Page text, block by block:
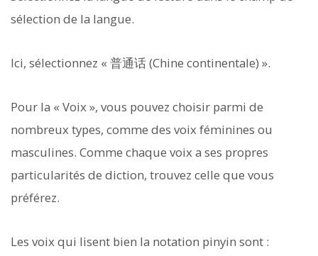
sélection de la langue.
Ici, sélectionnez « 普通话 (Chine continentale) ».
Pour la « Voix », vous pouvez choisir parmi de
nombreux types, comme des voix féminines ou
masculines. Comme chaque voix a ses propres
particularités de diction, trouvez celle que vous
préférez.
Les voix qui lisent bien la notation pinyin sont :